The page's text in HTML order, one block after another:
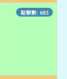
點擊數: 683